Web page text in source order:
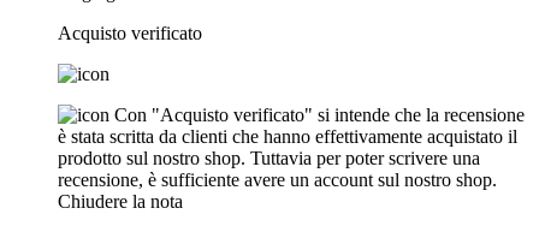
Acquisto verificato
Con "Acquisto verificato" si intende che la recensione
è stata scritta da clienti che hanno effettivamente acquistato il
prodotto sul nostro shop. Tuttavia per poter scrivere una
recensione, è sufficiente avere un account sul nostro shop.
Chiudere la nota